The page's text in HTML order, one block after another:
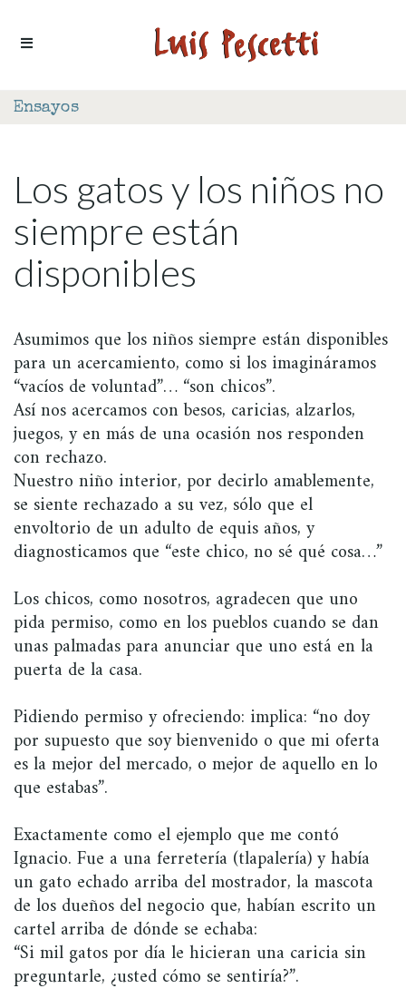
Ensayos
Los gatos y los niños no
siempre están
disponibles
Asumimos que los niños siempre están disponibles
para un acercamiento, como si los imagináramos
“vacíos de voluntad”… “son chicos”.
Así nos acercamos con besos, caricias, alzarlos,
juegos, y en más de una ocasión nos responden
con rechazo.
Nuestro niño interior, por decirlo amablemente,
se siente rechazado a su vez, sólo que el
envoltorio de un adulto de equis años, y
diagnosticamos que “este chico, no sé qué cosa…”
Los chicos, como nosotros, agradecen que uno
pida permiso, como en los pueblos cuando se dan
unas palmadas para anunciar que uno está en la
puerta de la casa.
Pidiendo permiso y ofreciendo: implica: “no doy
por supuesto que soy bienvenido o que mi oferta
es la mejor del mercado, o mejor de aquello en lo
que estabas”.
Exactamente como el ejemplo que me contó
Ignacio. Fue a una ferretería (tlapalería) y había
un gato echado arriba del mostrador, la mascota
de los dueños del negocio que, habían escrito un
cartel arriba de dónde se echaba:
“Si mil gatos por día le hicieran una caricia sin
preguntarle, ¿usted cómo se sentiría?”.